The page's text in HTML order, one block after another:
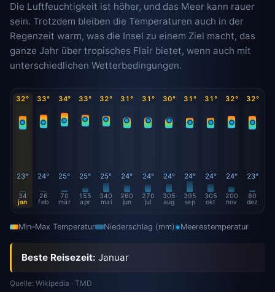
Die Luftfeuchtigkeit ist höher, und das Meer kann rauer
sein. Trotzdem bleiben die Temperaturen auch in der
Regenzeit warm, was die Insel zu einem Ziel macht, das
ganze Jahr über tropisches Flair bietet, wenn auch mit
unterschiedlichen Wetterbedingungen.
32°
23°
34
jan
33°
24°
26
feb
34°
25°
70
mär
33°
25°
155
apr
32°
25°
340
mai
31°
24°
260
jun
31°
24°
270
jul
30°
24°
305
aug
31°
24°
395
sep
31°
24°
305
okt
32°
24°
200
nov
32°
23°
80
dez
Min–Max Temperatur Niederschlag (mm) Meerestemperatur
Beste Reisezeit: Januar
Quelle: Wikipedia · TMD